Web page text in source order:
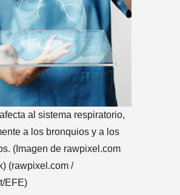
al sistema respiratorio,
a los bronquios y a los
(Imagen de rawpixel.com
(rawpixel.com /
EFE)